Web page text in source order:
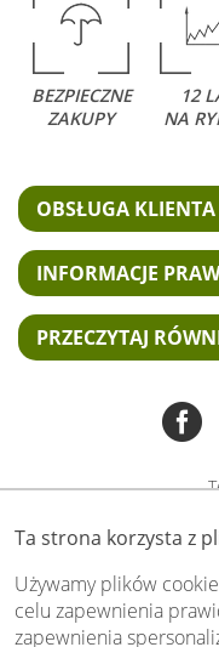
Ta strona korzysta z
Używamy plików
celu zapewnienia
zapewnienia
BEZPIECZNE
ZAKUPY
12
NA
OBSŁUGA KLIENTA
INFORMACJE
PRZECZYTAJ
Copyright